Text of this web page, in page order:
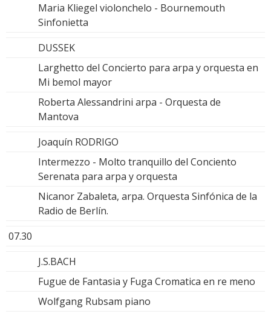
Maria Kliegel violonchelo - Bournemouth
Sinfonietta
DUSSEK
Larghetto del Concierto para arpa y orquesta en
Mi bemol mayor
Roberta Alessandrini arpa - Orquesta de
Mantova
Joaquín RODRIGO
Intermezzo - Molto tranquillo del Conciento
Serenata para arpa y orquesta
Nicanor Zabaleta, arpa. Orquesta Sinfónica de la
Radio de Berlín.
07.30
J.S.BACH
Fugue de Fantasia y Fuga Cromatica en re meno
Wolfgang Rubsam piano